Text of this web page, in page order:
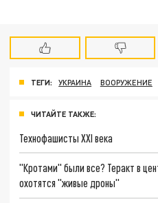
ТЕГИ: УКРАИНА ВООРУЖЕНИЕ
ЧИТАЙТЕ ТАКЖЕ:
Технофашисты XXI века
"Кротами" были все? Теракт в
охотятся "живые дроны"